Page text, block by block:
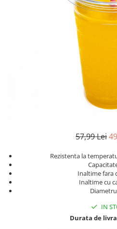
Intretinere masina de spalat
Insecticide si Capcane
57,99 Lei
Rezistenta la
Inaltime fara
Inaltime cu
IN
Durata de